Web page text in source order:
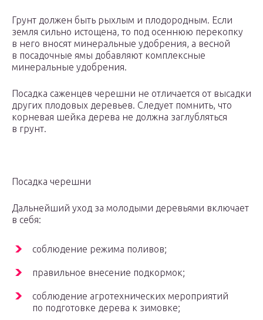
Грунт должен быть рыхлым и плодородным. Если
земля сильно истощена, то под осеннюю перекопку
в него вносят минеральные удобрения, а весной
в посадочные ямы добавляют комплексные
минеральные удобрения.
Посадка саженцев черешни не отличается от высадки
других плодовых деревьев. Следует помнить, что
корневая шейка дерева не должна заглубляться
в грунт.
Посадка черешни
Дальнейший уход за молодыми деревьями включает
в себя:
соблюдение режима поливов;
правильное внесение подкормок;
соблюдение агротехнических мероприятий
по подготовке дерева к зимовке;